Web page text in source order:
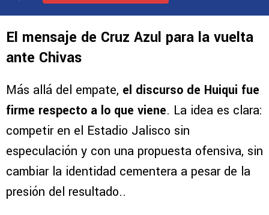
El mensaje de Cruz Azul para la vuelta
ante Chivas
Más allá del empate, el discurso de Huiqui fue
firme respecto a lo que viene. La idea es clara:
competir en el Estadio Jalisco sin
especulación y con una propuesta ofensiva, sin
cambiar la identidad cementera a pesar de la
presión del resultado..